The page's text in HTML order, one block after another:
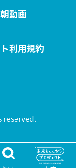
動画
利用規約
reserved.